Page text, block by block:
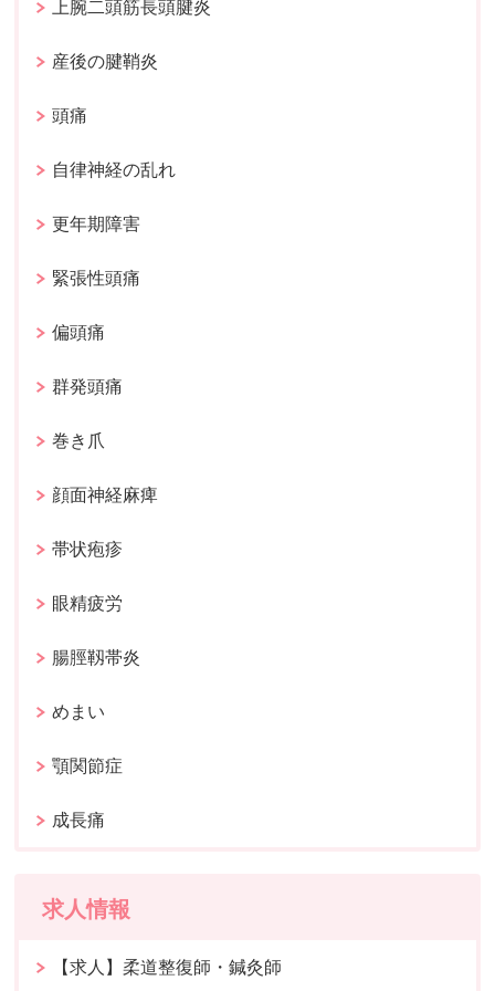
上腕二頭筋長頭腱炎
産後の腱鞘炎
頭痛
自律神経の乱れ
更年期障害
緊張性頭痛
偏頭痛
群発頭痛
巻き爪
顔面神経麻痺
帯状疱疹
眼精疲労
腸脛靱帯炎
めまい
顎関節症
成長痛
求人情報
【求人】柔道整復師・鍼灸師